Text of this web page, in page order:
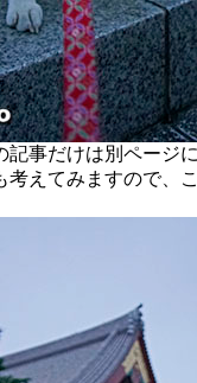
事だけは別ページ
考えてみますので、